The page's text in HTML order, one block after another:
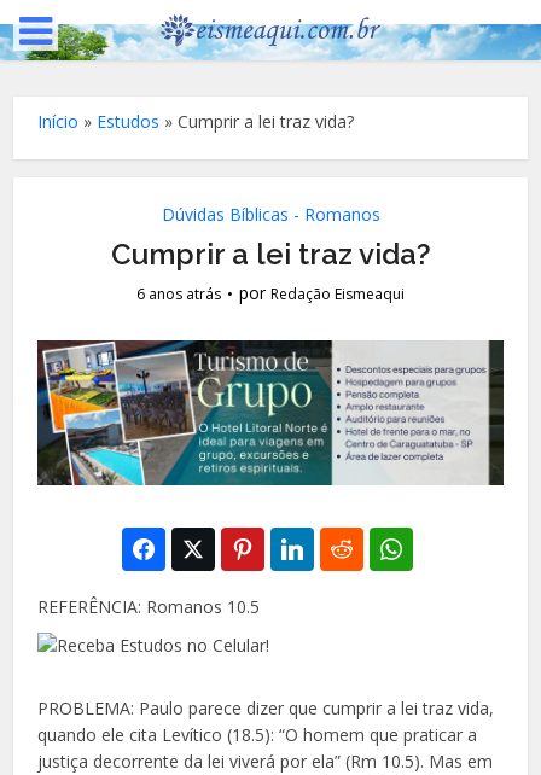
Início » Estudos »Cumprir a lei traz vida?
Dúvidas Bíblicas - Romanos
Cumprir a lei traz vida?
6 anos atrás porRedação Eismeaqui
REFERÊNCIA: Romanos 10.5
PROBLEMA: Paulo parece dizer que cumprir alei traz vida,
quando ele cita Levítico (18.5): “O homem que praticar a
justiça decorrente dalei viverá por ela” (Rm 10.5). Mas em